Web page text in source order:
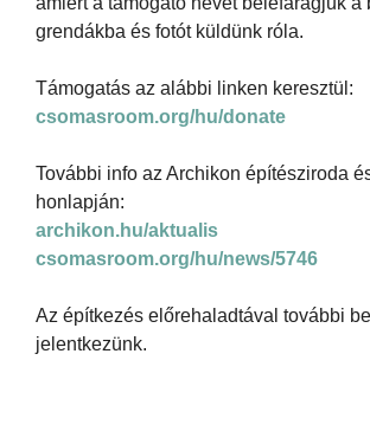
grendákba és fotót küldünk róla.
Támogatás az alábbi linken keresztül:
csomasroom.org/hu/donate
További info az Archikon építésziroda
honlapján:
archikon.hu/aktualis
csomasroom.org/hu/news/5746
Az építkezés előrehaladtával további
jelentkezünk.